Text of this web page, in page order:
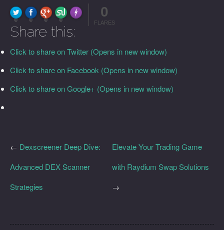
0 0 0 0
Made with FLARE
0
FLARES
Share this:
Click to share on Twitter (Opens in new window)
Click to share on Facebook (Opens in new window)
Click to share on Google+ (Opens in new window)
Elevate Your Trading Game
with Raydium Swap Solutions
→
← Dexscreener Deep Dive:
Advanced DEX Scanner
Strategies